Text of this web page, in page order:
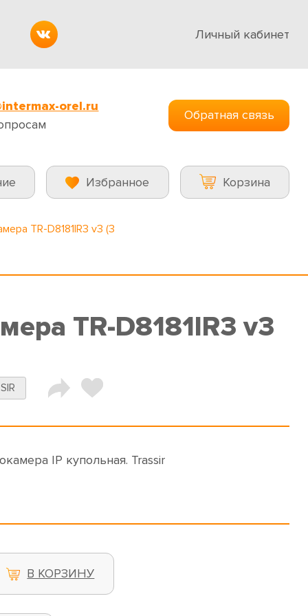
Личный кабинет
orel.ru
Обратная связь
Избранное Корзина
TR-D8181IR3 v3 (3
TR-D8181IR3 v3
IP купольная. Trassir
В КОРЗИНУ